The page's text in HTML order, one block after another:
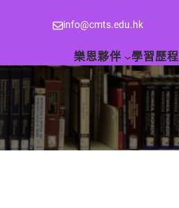
info@cmts.edu.hk
樂恩夥伴 學習歷程